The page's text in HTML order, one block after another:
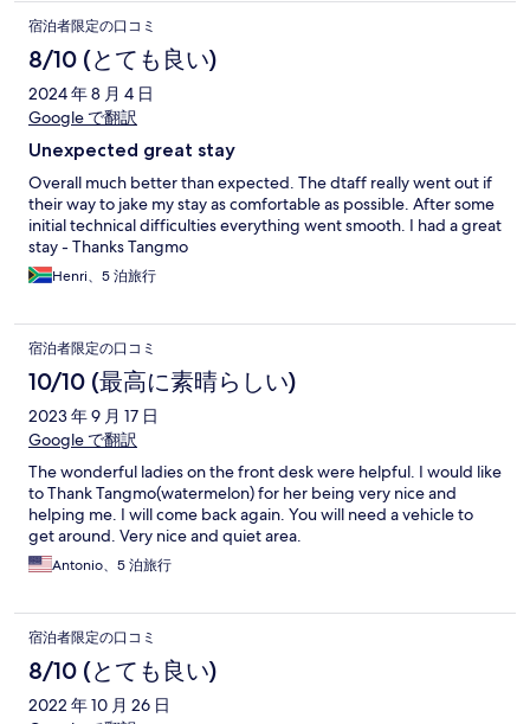
宿泊者限定の口コミ
8/10 (とても良い)
2024 年 8 月 4 日
Google で翻訳
Unexpected great stay
Overall much better than expected. The dtaff really went out if
their way to jake my stay as comfortable as possible. After some
initial technical difficulties everything went smooth. I had a great
stay - Thanks Tangmo
Henri、5 泊旅行
宿泊者限定の口コミ
10/10 (最高に素晴らしい)
2023 年 9 月 17 日
Google で翻訳
The wonderful ladies on the front desk were helpful. I would like
to Thank Tangmo(watermelon) for her being very nice and
helping me. I will come back again. You will need a vehicle to
get around. Very nice and quiet area.
Antonio、5 泊旅行
宿泊者限定の口コミ
8/10 (とても良い)
2022 年 10 月 26 日